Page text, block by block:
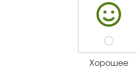
Хорошее